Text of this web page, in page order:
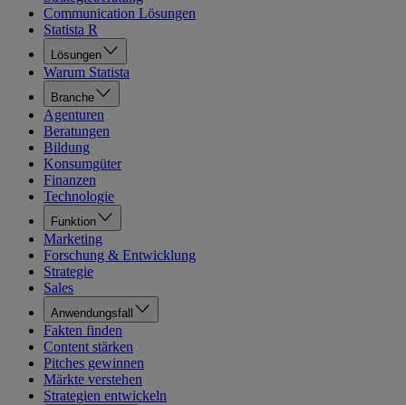
Communication Lösungen
Statista R
Lösungen
Warum Statista
Branche
Agenturen
Beratungen
Bildung
Konsumgüter
Finanzen
Technologie
Funktion
Marketing
Forschung & Entwicklung
Strategie
Sales
Anwendungsfall
Fakten finden
Content stärken
Pitches gewinnen
Märkte verstehen
Strategien entwickeln